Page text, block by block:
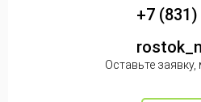
+7
Оставьте